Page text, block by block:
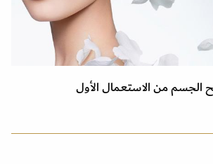
الجسم من الاستعمال الأول